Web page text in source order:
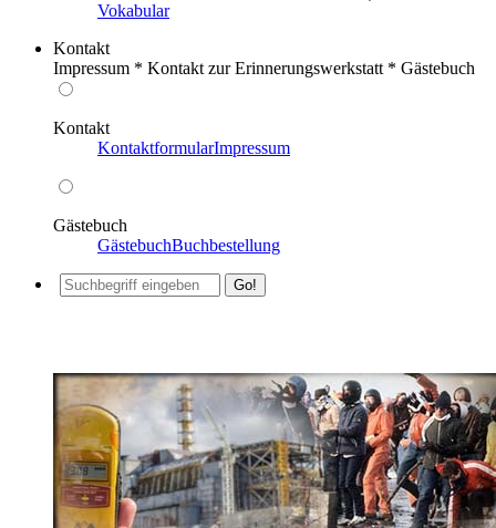
Vokabular
Kontakt
Impressum * Kontakt zur Erinnerungswerkstatt * Gästebuch
Kontakt
KontaktformularImpressum
Gästebuch
GästebuchBuchbestellung